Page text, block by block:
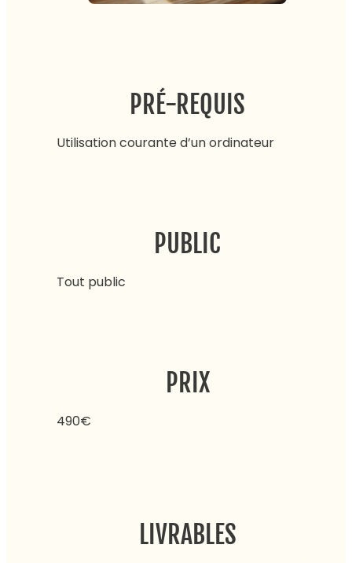
PRÉ-REQUIS
Utilisation courante d’un ordinateur
PUBLIC
Tout public
PRIX
490€
LIVRABLES